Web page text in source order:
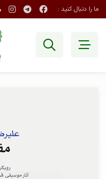
ما را دنبال کنید :